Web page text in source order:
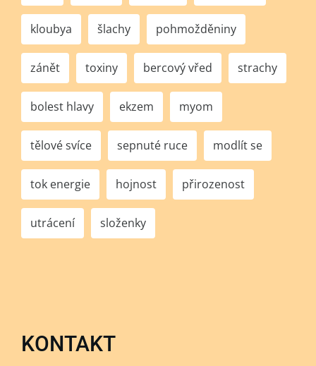
kloubya šlachy pohmožděniny
zánět toxiny bercový vřed strachy
bolest hlavy ekzem myom
tělové svíce sepnuté ruce modlít se
tok energie hojnost přirozenost
utrácení složenky
KONTAKT